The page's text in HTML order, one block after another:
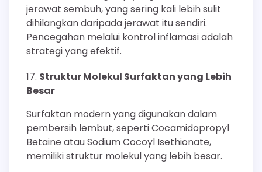
jerawat sembuh, yang sering kali lebih sulit
dihilangkan daripada jerawat itu sendiri.
Pencegahan melalui kontrol inflamasi adalah
strategi yang efektif.
Struktur Molekul Surfaktan yang Lebih
Besar
Surfaktan modern yang digunakan dalam
pembersih lembut, seperti Cocamidopropyl
Betaine atau Sodium Cocoyl Isethionate,
memiliki struktur molekul yang lebih besar.